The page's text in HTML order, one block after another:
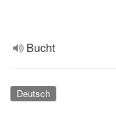
Bucht
Deutsch